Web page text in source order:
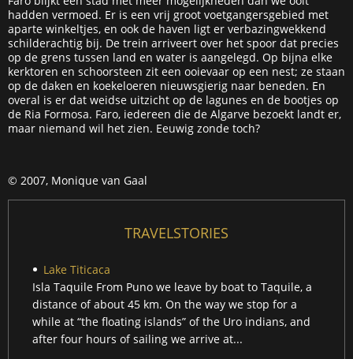
hadden vermoed. Er is een vrij groot voetgangersgebied met
aparte winkeltjes, en ook de haven ligt er verbazingwekkend
schilderachtig bij. De trein arriveert over het spoor dat precies
op de grens tussen land en water is aangelegd. Op bijna elke
kerktoren en schoorsteen zit een ooievaar op een nest; ze staan
op de daken en koekeloeren nieuwsgierig naar beneden. En
overal is er dat weidse uitzicht op de lagunes en de bootjes op
de Ria Formosa. Faro, iedereen die de Algarve bezoekt landt er,
maar niemand wil het zien. Eeuwig zonde toch?
© 2007, Monique van Gaal
TRAVELSTORIES
Lake Titicaca
Isla Taquile From Puno we leave by boat to Taquile, a
distance of about 45 km. On the way we stop for a
while at “the floating islands” of the Uro indians, and
after four hours of sailing we arrive at...